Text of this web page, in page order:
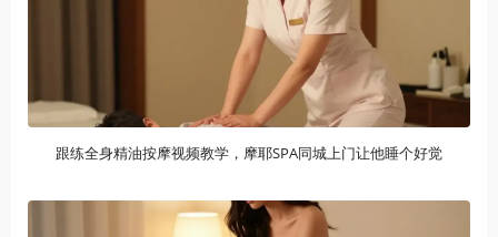
跟练全身精油按摩视频教学，摩耶SPA同城上门让他睡个好觉